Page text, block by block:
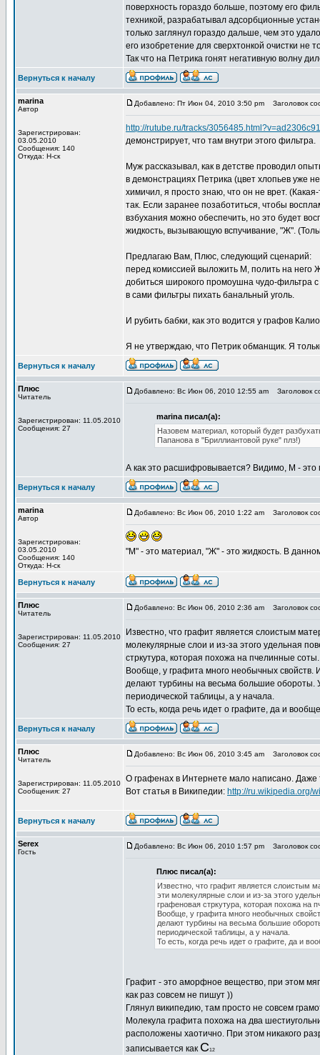
поверхность гораздо больше, поэтому его
техникой, разрабатывал адсорбционные
только заглянул гораздо дальше, чем это
его изобретение для сверхтонкой очистки не
Так что на Петрика гонят негативную волну
Вернуться к началу
marina
Автор
Зарегистрирован:
03.05.2010
Сообщения: 140
Откуда: Н-ск
Добавлено: Пт Июн 04, 2010 3:50 pm Заголовок
http://rutube.ru/tracks/
демонстрирует, что там внутри этого фильтра.
Муж рассказывал, как в детстве проводил
в демонстрациях Петрика (цвет хлопьев уже
химичил, я просто знаю, что он не врет.
так. Если заранее позаботиться, чтобы
взбухания можно обеспечить, но это будет
жидкость, вызывающую вспучивание, "Ж".
Предлагаю Вам, Плюс, следующий сценарий:
перед комиссией выложить М, полить на
добиться широкого промоушна чудо-фильтра
в сами фильтры пихать банальный уголь.
И рубить бабки, как это водится у графов
Я не утверждаю, что Петрик обманщик. Я
Вернуться к началу
Плюс
Читатель
Зарегистрирован: 11.05.2010
Сообщения: 27
Добавлено: Вс Июн 06, 2010 12:55 am Заголовок
marina писал(а):
Назовем материал, который будет
Папанова в "Бриллиантовой руке" плз!)
А как это расшифровывается? Видимо, М -
Вернуться к началу
marina
Автор
Зарегистрирован:
03.05.2010
Сообщения: 140
Откуда: Н-ск
Добавлено: Вс Июн 06, 2010 1:22 am Заголовок
"М" - это материал, "Ж" - это жидкость. В
Вернуться к началу
Плюс
Читатель
Зарегистрирован: 11.05.2010
Сообщения: 27
Добавлено: Вс Июн 06, 2010 2:36 am Заголовок
Известно, что графит является слоистым
молекулярные слои и из-за этого удельная
стркутура, которая похожа на пчелинные
Вообще, у графита много необычных свойств.
делают турбины на весьма большие обороты.
периодической таблицы, а у начала.
То есть, когда речь идет о графите, да и
Вернуться к началу
Плюс
Читатель
Зарегистрирован: 11.05.2010
Сообщения: 27
Добавлено: Вс Июн 06, 2010 3:45 am Заголовок
О графенах в Интернете мало написано. Даже
Вот статья в Википедии: http://ru.wikipedia.org/
Вернуться к началу
Serex
Гость
Добавлено: Вс Июн 06, 2010 1:57 pm Заголовок
Плюс писал(а):
Известно, что графит является слоистым
эти молекулярные слои и из-за этого
графеновая стркутура, которая похожа
Вообще, у графита много необычных
делают турбины на весьма большие
периодической таблицы, а у начала.
То есть, когда речь идет о графите, да и
Графит - это аморфное вещество, при этом
как раз совсем не пишут ))
Глянул википедию, там просто не совсем
Молекула графита похожа на два
расположены хаотично. При этом никакого
записывается как С12